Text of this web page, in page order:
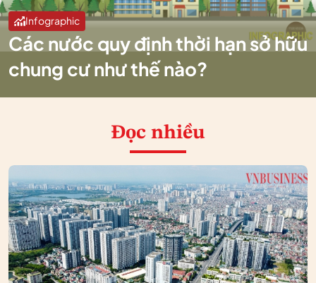
Infographic
Các nước quy định thời hạn sở hữu
chung cư như thế nào?
Đọc nhiều